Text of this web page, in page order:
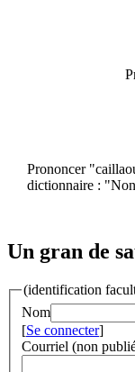
Prononcer
dictionnaire :
Un gran de
(identification
Nom
[Se connecter]
Courriel (non